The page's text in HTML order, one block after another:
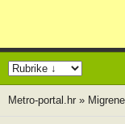
Metro-portal.hr »